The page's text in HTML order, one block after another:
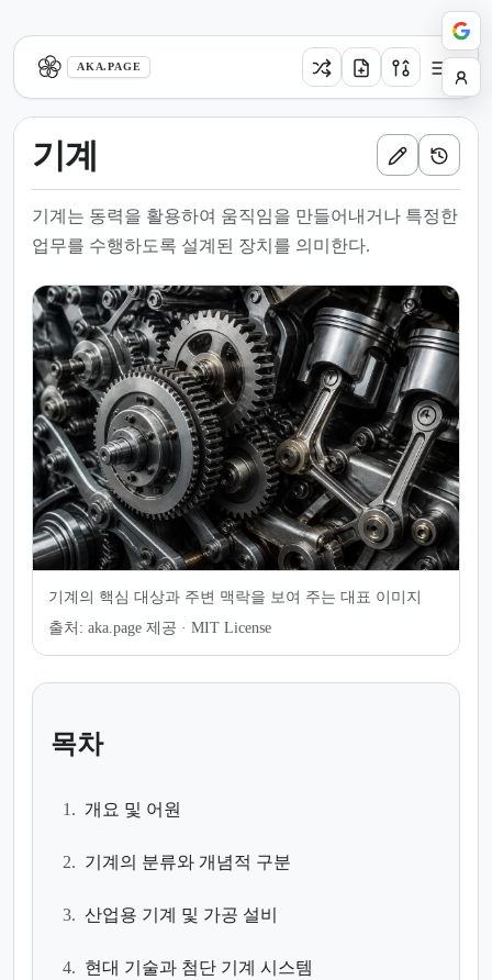
AKA.PAGE
기계
기계는 동력을 활용하여 움직임을 만들어내거나 특정한
업무를 수행하도록 설계된 장치를 의미한다.
기계의 핵심 대상과 주변 맥락을 보여 주는 대표 이미지
출처: aka.page 제공 · MIT License
목차
1. 개요 및 어원
2. 기계의 분류와 개념적 구분
3. 산업용 기계 및 가공 설비
4. 현대 기술과 첨단 기계 시스템